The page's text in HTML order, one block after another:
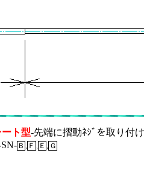
ト型-先端に摺動ﾈｼﾞを取り付
Ｂ , Ｆ , Ｅ , Ｇ